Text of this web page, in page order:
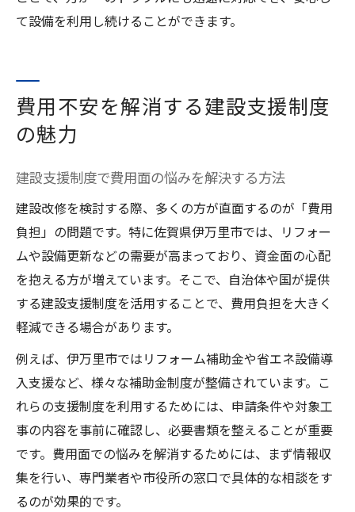
て設備を利用し続けることができます。
費用不安を解消する建設支援制度
の魅力
建設支援制度で費用面の悩みを解決する方法
建設改修を検討する際、多くの方が直面するのが「費用
負担」の問題です。特に佐賀県伊万里市では、リフォー
ムや設備更新などの需要が高まっており、資金面の心配
を抱える方が増えています。そこで、自治体や国が提供
する建設支援制度を活用することで、費用負担を大きく
軽減できる場合があります。
例えば、伊万里市ではリフォーム補助金や省エネ設備導
入支援など、様々な補助金制度が整備されています。こ
れらの支援制度を利用するためには、申請条件や対象工
事の内容を事前に確認し、必要書類を整えることが重要
です。費用面での悩みを解消するためには、まず情報収
集を行い、専門業者や市役所の窓口で具体的な相談をす
るのが効果的です。